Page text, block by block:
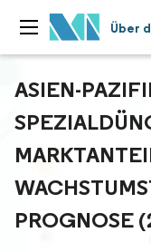
Über
ASIEN-
ROGNOSE